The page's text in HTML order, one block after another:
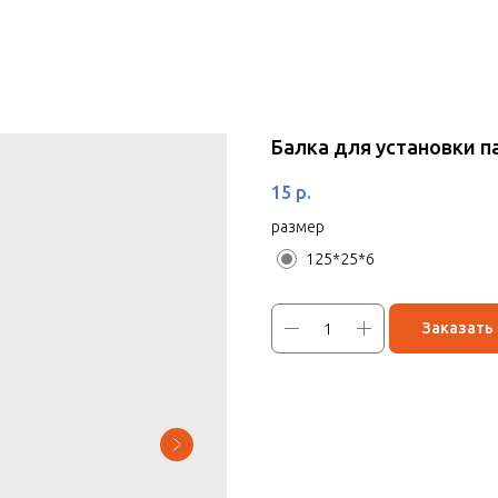
Балка для установки
15 р.
размер
125*25*6
Заказать